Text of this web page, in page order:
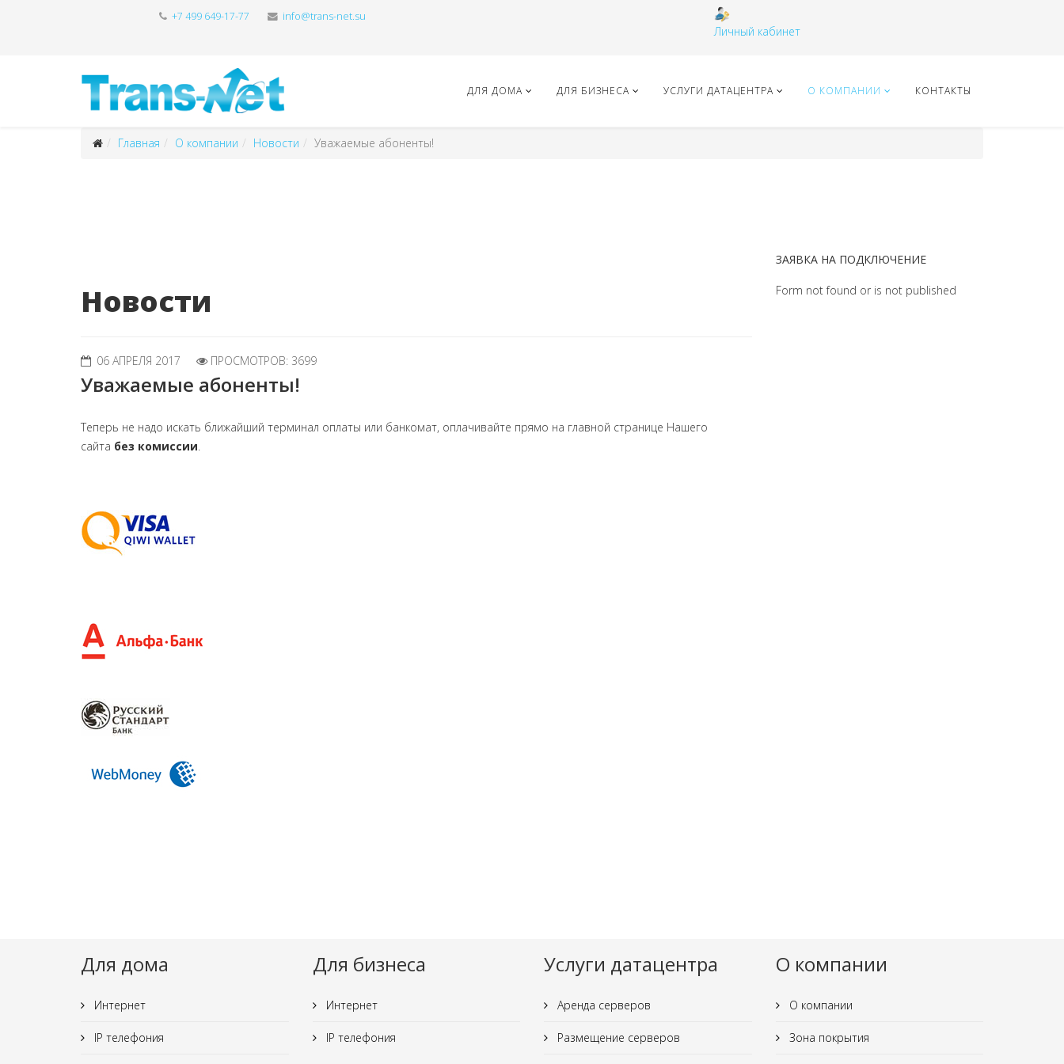
+7 499 649-17-77 info@trans-net.su
Личный кабинет
ДЛЯ ДОМА ДЛЯ БИЗНЕСА УСЛУГИ ДАТАЦЕНТРА О КОМПАНИИ КОНТАКТЫ
Интернет высокого качества
IP телевидение
IP телефония
Датацентр и сервера
Главная О компании Новости Уважаемые абоненты!
Новости
06 АПРЕЛЯ 2017 ПРОСМОТРОВ: 3699
Уважаемые абоненты!
Теперь не надо искать ближайший терминал оплаты или банкомат, оплачивайте прямо на главной странице Нашего
сайта без комиссии.
ЗАЯВКА НА ПОДКЛЮЧЕНИЕ
Form not found or is not published
Для дома
Интернет
IP телефония
Для бизнеса
Интернет
IP телефония
Услуги датацентра
Аренда серверов
Размещение серверов
О компании
О компании
Зона покрытия